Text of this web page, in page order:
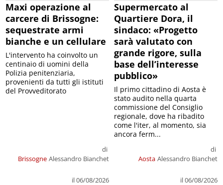
Maxi operazione al
carcere di Brissogne:
sequestrate armi
bianche e un cellulare
Brissogne
di
Alessandro Bianchet
il 06/08/2026
L'intervento ha coinvolto un
centinaio di uomini della
Polizia penitenziaria,
provenienti da tutti gli istituti
del Provveditorato
Supermercato al
Quartiere Dora, il
sindaco: «Progetto
sarà valutato con
grande rigore, sulla
base dell’interesse
pubblico»
Aosta
di
Alessandro Bianchet
il 06/08/2026
Il primo cittadino di Aosta è
stato audito nella quarta
commissione del Consiglio
regionale, dove ha ribadito
come l'iter, al momento, sia
ancora ferm...